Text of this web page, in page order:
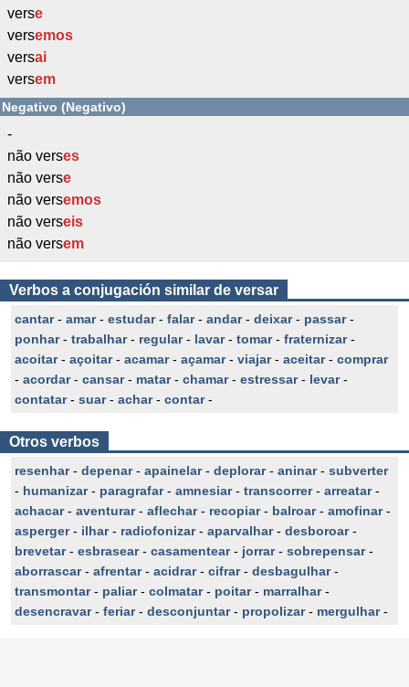
verse
versemos
versai
versem
Negativo (Negativo)
-
não verses
não verse
não versemos
não verseis
não versem
Verbos a conjugación similar de versar
cantar- amar- estudar- falar- andar- deixar- passar-
ponhar- trabalhar- regular- lavar- tomar- fraternizar-
acoitar- açoitar- acamar- açamar- viajar- aceitar- comprar
- acordar- cansar- matar- chamar- estressar- levar-
contatar- suar- achar- contar-
Otros verbos
resenhar- depenar- apainelar- deplorar- aninar- subverter
- humanizar- paragrafar- amnesiar- transcorrer- arreatar-
achacar- aventurar- aflechar- recopiar- balroar- amofinar-
asperger- ilhar- radiofonizar- aparvalhar- desboroar-
brevetar- esbrasear- casamentear- jorrar- sobrepensar-
aborrascar- afrentar- acidrar- cifrar- desbagulhar-
transmontar- paliar- colmatar- poitar- marralhar-
desencravar- feriar- desconjuntar- propolizar- mergulhar-